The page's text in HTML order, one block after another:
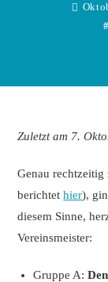
Zuletzt am 7.
Genau
berichtethier),
diesem Sinne,
Vereinsmeister:
Gruppe A: